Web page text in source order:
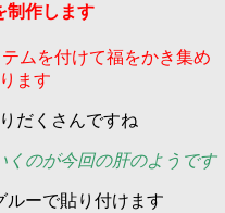
作します
ムを付けて福をかき集め
ます
だくさんですね
くのが今回の肝のようです
ルーで貼り付けます